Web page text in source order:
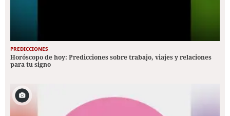
PREDICCIONES
Horóscopo de hoy: Predicciones sobre trabajo, viajes y relaciones
para tu signo